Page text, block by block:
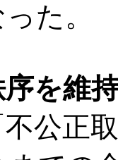
た。
序を維
公正